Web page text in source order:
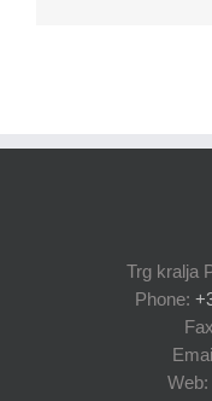
Trg kralja
Phone:
Web: